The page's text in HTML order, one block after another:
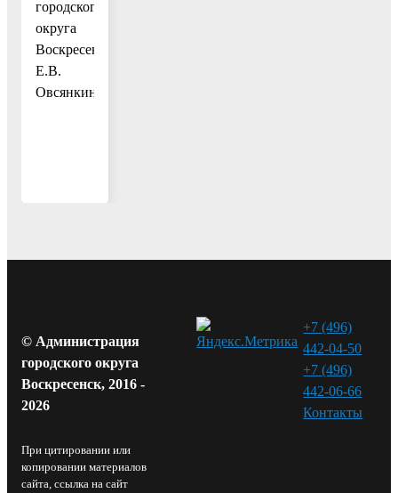
городского
округа
Воскресенск
Е.В.
Овсянкина
© Администрация
городского округа
Воскресенск, 2016 -
2026
При цитировании или
копировании материалов
сайта, ссылка на сайт
+7 (496)
442-04-50
+7 (496)
442-06-66
Контакты⁠